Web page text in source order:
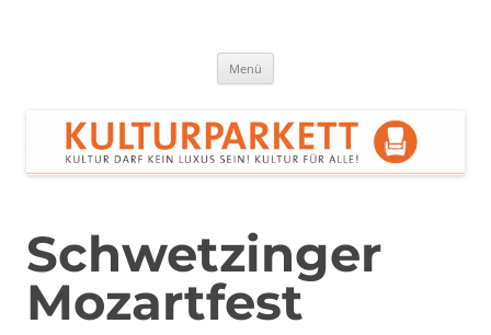
Menü
Schwetzinger
Mozartfest